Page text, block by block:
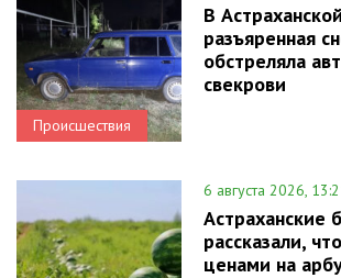
Происшествия
В
разъяренная
обстреляла
свекрови
6 августа 2026,
Астраханские
рассказали,
ценами на